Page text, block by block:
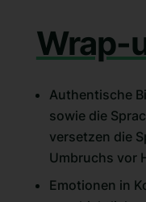
Wrap-
Authentische
sowie die
versetzen die
Umbruchs vor
Emotionen in